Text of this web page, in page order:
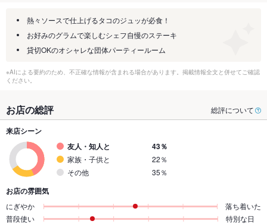
熱々ソースで仕上げるタコのジュッが必食！
お好みのグラムで楽しむシェフ自慢のステーキ
貸切OKのオシャレな団体パーティールーム
※AIによる要約のため、不正確な情報が含まれる場合があります。掲載情報全文と併せてご確認
ください。
お店の総評 総評について
来店シーン
友人・知人と
43％
家族・子供と
22％
その他
35％
お店の雰囲気
にぎやか
落ち着いた
普段使い
特別な日